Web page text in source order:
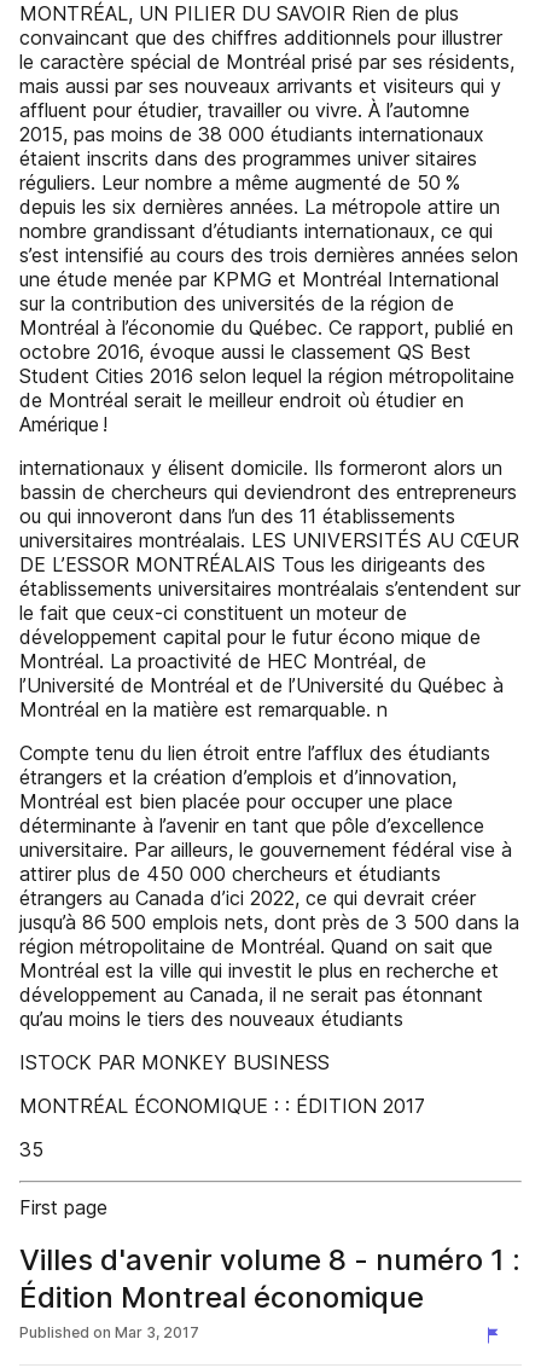
MONTRÉAL, UN PILIER DU SAVOIR Rien de plus
convaincant que des chiffres additionnels pour illustrer
le caractère spécial de Montréal prisé par ses résidents,
mais aussi par ses nouveaux arrivants et visiteurs qui y
affluent pour étudier, travailler ou vivre. À l’automne
2015, pas moins de 38 000 étudiants inter­nationaux
étaient inscrits dans des programmes univer­ sitaires
réguliers. Leur nombre a même augmenté de 50 %
depuis les six dernières années. La métropole attire un
nombre grandissant d’étudiants internationaux, ce qui
s’est intensifié au cours des trois dernières années selon
une étude menée par KPMG et Montréal International
sur la contribution des universités de la région de
Montréal à l’économie du Québec. Ce rapport, publié en
octobre 2016, évoque aussi le classement QS Best
Student Cities 2016 selon lequel la région métropolitaine
de Montréal serait le meilleur endroit où étudier en
Amérique !
internationaux y élisent domicile. Ils formeront alors un
bassin de chercheurs qui deviendront des entrepreneurs
ou qui innoveront dans l’un des 11 établissements
universitaires montréalais. LES UNIVERSITÉS AU CŒUR
DE L’ESSOR MONTRÉALAIS Tous les dirigeants des
établissements universitaires montréalais s’entendent sur
le fait que ceux-ci constituent un moteur de
développement capital pour le futur écono­ mique de
Montréal. La proactivité de HEC Montréal, de
l’Université de Montréal et de l’Université du Québec à
Montréal en la matière est remarquable. n
Compte tenu du lien étroit entre l’afflux des étudiants
étrangers et la création d’emplois et d’innovation,
Montréal est bien placée pour occuper une place
déterminante à l’avenir en tant que pôle d’excellence
universitaire. Par ailleurs, le gouvernement fédéral vise à
attirer plus de 450 000 chercheurs et étudiants
étrangers au Canada d’ici 2022, ce qui devrait créer
jusqu’à 86 500 emplois nets, dont près de 3 500 dans la
région métropolitaine de Montréal. Quand on sait que
Montréal est la ville qui investit le plus en recherche et
développement au Canada, il ne serait pas étonnant
qu’au moins le tiers des nouveaux étudiants
ISTOCK PAR MONKEY BUSINESS
MONTRÉAL ÉCONOMIQUE : : ÉDITION 2017
35
First page
Villes d'avenir volume 8 - numéro 1 :
Édition Montreal économique
Published on Mar 3, 2017